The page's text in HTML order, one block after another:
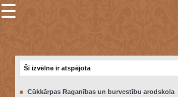
×
☰
Šī izvēlne ir atspējota
● Cūkkārpas Raganības un burvestību arodskola